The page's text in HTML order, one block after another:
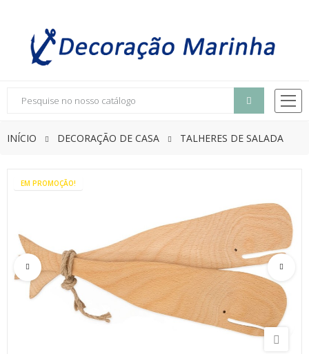
INÍCIO DECORAÇÃO DE CASA TALHERES DE SALADA
EM PROMOÇÃO!